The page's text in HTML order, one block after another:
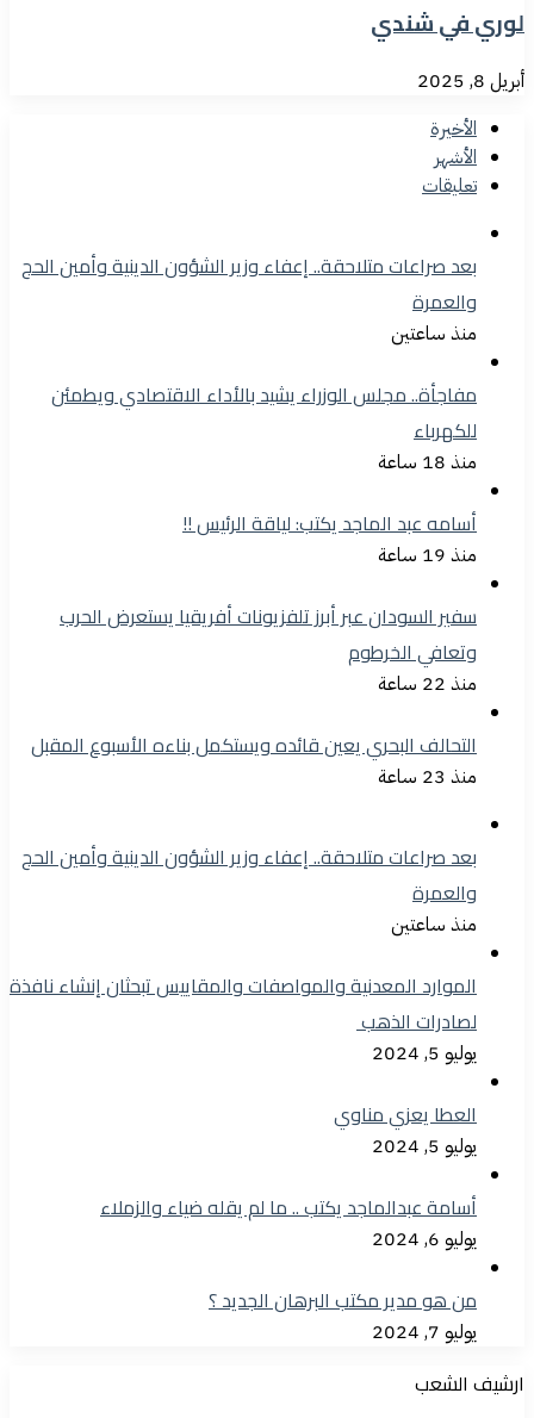
لوري في شندي
أبريل 8, 2025
الأخيرة
الأشهر
تعليقات
بعد صراعات متلاحقة.. إعفاء وزير الشؤون الدينية وأمين الحج
والعمرة
منذ ساعتين
مفاجأة.. مجلس الوزراء يشيد بالأداء الاقتصادي ويطمئن
للكهرباء
منذ 18 ساعة
أسامه عبد الماجد يكتب: لياقة الرئيس !!
منذ 19 ساعة
سفير السودان عبر أبرز تلفزيونات أفريقيا يستعرض الحرب
وتعافي الخرطوم
منذ 22 ساعة
التحالف البحري يعين قائده ويستكمل بناءه الأسبوع المقبل
منذ 23 ساعة
بعد صراعات متلاحقة.. إعفاء وزير الشؤون الدينية وأمين الحج
والعمرة
منذ ساعتين
الموارد المعدنية والمواصفات والمقاييس تبحثان إنشاء نافذة
لصادرات الذهب
يوليو 5, 2024
العطا يعزي مناوي
يوليو 5, 2024
أسامة عبدالماجد يكتب .. ما لم يقله ضياء والزملاء
يوليو 6, 2024
من هو مدير مكتب البرهان الجديد ؟
يوليو 7, 2024
ارشيف الشعب